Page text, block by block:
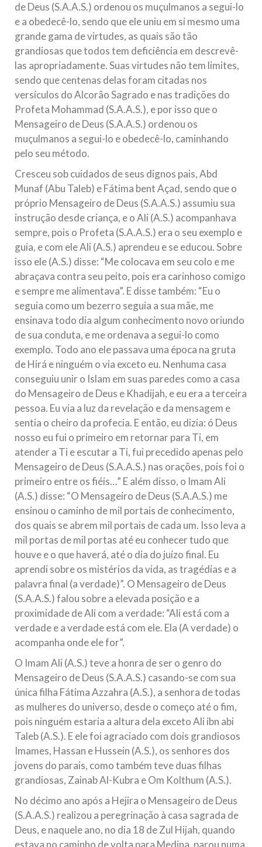
de Deus (S.A.A.S.) ordenou os muçulmanos a segui-lo
e a obedecê-lo, sendo que ele uniu em si mesmo uma
grande gama de virtudes, as quais são tão
grandiosas que todos tem deficiência em descrevê-
las apropriadamente. Suas virtudes não tem limites,
sendo que centenas delas foram citadas nos
versículos do Alcorão Sagrado e nas tradições do
Profeta Mohammad (S.A.A.S.), e por isso que o
Mensageiro de Deus (S.A.A.S.) ordenou os
muçulmanos a segui-lo e obedecê-lo, caminhando
pelo seu método.
Cresceu sob cuidados de seus dignos pais, Abd
Munaf (Abu Taleb) e Fátima bent Açad, sendo que o
próprio Mensageiro de Deus (S.A.A.S.) assumiu sua
instrução desde criança, e o Ali (A.S.) acompanhava
sempre, pois o Profeta (S.A.A.S.) era o seu exemplo e
guia, e com ele Ali (A.S.) aprendeu e se educou. Sobre
isso ele (A.S.) disse: “Me colocava em seu colo e me
abraçava contra seu peito, pois era carinhoso comigo
e sempre me alimentava”. E disse também: “Eu o
seguia como um bezerro seguia a sua mãe, me
ensinava todo dia algum conhecimento novo oriundo
de sua conduta, e me ordenava a segui-lo como
exemplo. Todo ano ele passava uma época na gruta
de Hirá e ninguém o via exceto eu. Nenhuma casa
conseguiu unir o Islam em suas paredes como a casa
do Mensageiro de Deus e Khadijah, e eu era a terceira
pessoa. Eu via a luz da revelação e da mensagem e
sentia o cheiro da profecia. E então, eu dizia: ó Deus
nosso eu fui o primeiro em retornar para Ti, em
atender a Ti e escutar a Ti, fui precedido apenas pelo
Mensageiro de Deus (S.A.A.S.) nas orações, pois foi o
primeiro entre os fiéis…” E além disso, o Imam Ali
(A.S.) disse: “O Mensageiro de Deus (S.A.A.S.) me
ensinou o caminho de mil portais de conhecimento,
dos quais se abrem mil portais de cada um. Isso leva a
mil portas de mil portas até eu conhecer tudo que
houve e o que haverá, até o dia do juízo final. Eu
aprendi sobre os mistérios da vida, as tragédias e a
palavra final (a verdade)”. O Mensageiro de Deus
(S.A.A.S.) falou sobre a elevada posição e a
proximidade de Ali com a verdade: “Ali está com a
verdade e a verdade está com ele. Ela (A verdade) o
acompanha onde ele for”.
O Imam Ali (A.S.) teve a honra de ser o genro do
Mensageiro de Deus (S.A.A.S.) casando-se com sua
única filha Fátima Azzahra (A.S.), a senhora de todas
as mulheres do universo, desde o começo até o fim,
pois ninguém estaria a altura dela exceto Ali ibn abi
Taleb (A.S.). E ele foi agraciado com dois grandiosos
Imames, Hassan e Hussein (A.S.), os senhores dos
jovens do parais, como também teve duas filhas
grandiosas, Zainab Al-Kubra e Om Kolthum (A.S.).
No décimo ano após a Hejira o Mensageiro de Deus
(S.A.A.S.) realizou a peregrinação à casa sagrada de
Deus, e naquele ano, no dia 18 de Zul Hijah, quando
estava no caminho de volta para Medina, parou numa